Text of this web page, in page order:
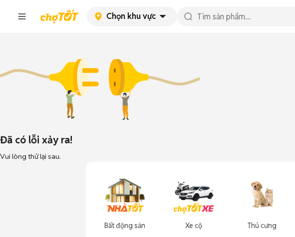
Chọn khu vực
Đã có lỗi xảy ra!
Vui lòng thử lại sau.
Bất động sản Xe cộ Thú cưng